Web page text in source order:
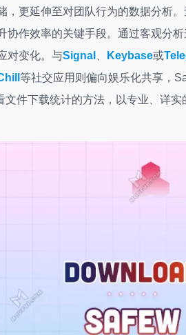
更延伸至对团队行为的数据分析
作效率的关键手段。通过客观分
对变化。与Signal Keybase或
等社交应用则偏向娱乐化共享，
件下载统计的方法，以专业、详